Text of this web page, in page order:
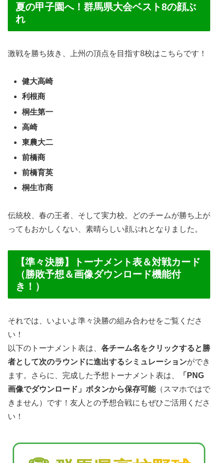
夏の甲子園へ！群馬県大会ベスト8の顔ぶ
れ
激戦を勝ち抜き、上州の頂点を目指す8校はこちらです！
健大高崎
利根商
桐生第一
高崎
東農大二
前橋商
前橋育英
桐生市商
伝統校、春の王者、そして実力校。どのチームが勝ち上が
ってもおかしくない、素晴らしい顔ぶれとなりました。
【準々決勝】トーナメント表＆対戦カード
（勝敗予想＆画像ダウンロード機能付
き！）
それでは、いよいよ準々決勝の組み合わせをご覧くださ
い！
以下のトーナメント表は、 各チーム名をクリックすると勝
者として次のラウンドに進出するシミュレーションができ
ます。さらに、完成した予想トーナメント表は、
「PNG
画像でダウンロード」ボタンから保存可能（スマホではで
きません）です！友人との予想合戦にもぜひご活用くださ
い！